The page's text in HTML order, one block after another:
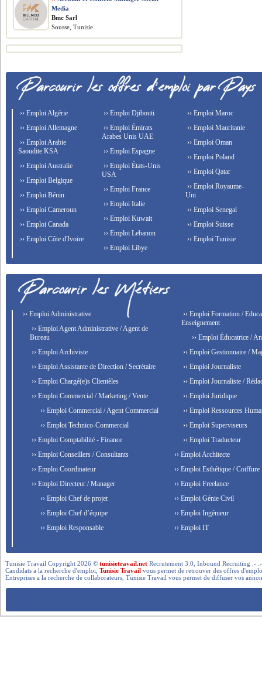
Media
Bmc Sarl
Sousse, Tunisie
›› Emploi Algérie
›› Emploi Allemagne
›› Emploi Arabie
Saoudite KSA
›› Emploi Australie
›› Emploi Belgique
›› Emploi Bénin
›› Emploi Cameroun
›› Emploi Canada
›› Emploi Côte d'Ivoire
›› Emploi Djibouti
›› Emploi Émirats
Arabes Unis UAE
›› Emploi Espagne
›› Emploi États-Unis
USA
›› Emploi France
›› Emploi Italie
›› Emploi Kuwait
›› Emploi Lebanon
›› Emploi Libye
›› Emploi Maroc
›› Emploi Mauritanie
›› Emploi Oman
›› Emploi Poland
›› Emploi Qatar
›› Emploi Royaume-
Uni
›› Emploi Senegal
›› Emploi Suisse
›› Emploi Tunisie
›› Emploi Administrative
›› Emploi Agent Administrative / Agent de
Bureau
›› Emploi Archiviste
›› Emploi Assistante de Direction / Secrétaire
›› Emploi Chargé(e)s Clientèles
›› Emploi Commercial / Marketing / Vente
›› Emploi Commercial / Agent Commercial
›› Emploi Technico-Commercial
›› Emploi Comptabilité - Finance
›› Emploi Conseillers / Consultants
›› Emploi Coordinateur
›› Emploi Directeur / Manager
›› Emploi Chef de projet
›› Emploi Chef d’équipe
›› Emploi Responsable
›› Emploi Formation /
Enseignement
›› Emploi Éducatrice /
›› Emploi Gestionnaire /
›› Emploi Journaliste
›› Emploi Journaliste /
›› Emploi Juridique
›› Emploi Ressources
›› Emploi Superviseurs
›› Emploi Traducteur
›› Emploi Architecte
›› Emploi Esthétique / Coiffure
›› Emploi Freelance
›› Emploi Génie Civil
›› Emploi Ingénieur
›› Emploi IT
Tunisie Travail Copyright 2026 ©tunisietravail.net Recrutement 3.0, Inbound Recruiting .-
Candidats a la recherche d'emploi,Tunisie Travail vous permet de retrouver des offres
Entreprises a la recherche de collaborateurs, Tunisie Travail vous permet de diffuser vos